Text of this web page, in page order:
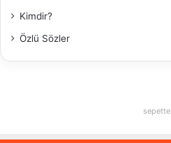
Kimdir?
Özlü Sözler
sepette